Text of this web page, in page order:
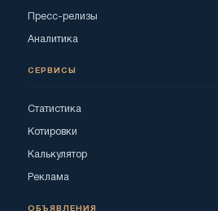
Пресс-релизы
Аналитика
СЕРВИСЫ
Статистика
Котировки
Калькулятор
Реклама
ОБЪЯВЛЕНИЯ